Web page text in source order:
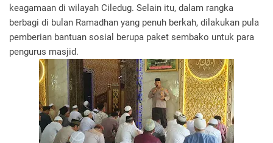
keagamaan di wilayah Ciledug. Selain itu, dalam rangka
berbagi di bulan Ramadhan yang penuh berkah, dilakukan pula
pemberian bantuan sosial berupa paket sembako untuk para
pengurus masjid.